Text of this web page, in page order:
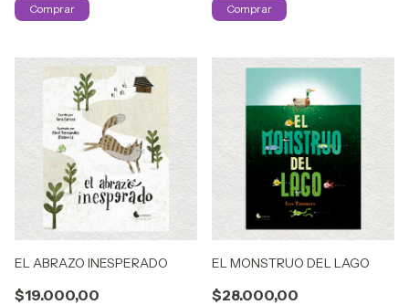
EL ABRAZO INESPERADO
$19.000,00
EL MONSTRUO DEL LAGO
$28.000,00